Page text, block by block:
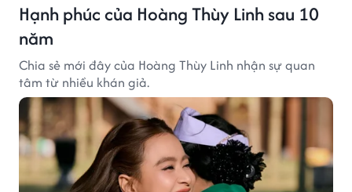
Hạnh phúc của Hoàng Thùy Linh sau 10
năm
Chia sẻ mới đây của Hoàng Thùy Linh nhận sự quan
tâm từ nhiều khán giả.